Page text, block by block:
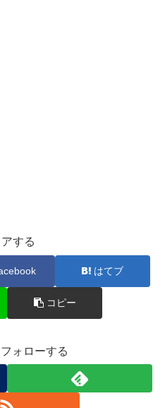
する
はてブ
コピー
ォローする